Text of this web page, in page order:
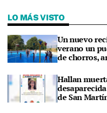
LO MÁS VISTO
Un nuevo
verano un
de chorros,
Hallan
de San